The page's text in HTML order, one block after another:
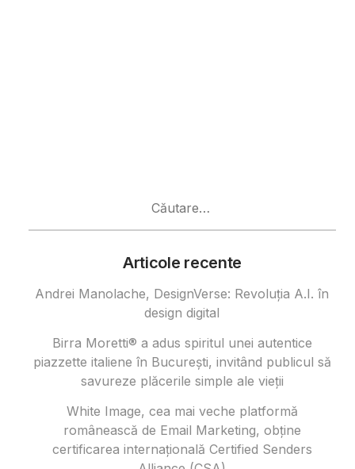
Articole recente
Andrei Manolache, DesignVerse: Revoluția A.I. în
design digital
Birra Moretti® a adus spiritul unei autentice
piazzette italiene în București, invitând publicul să
savureze plăcerile simple ale vieții
White Image, cea mai veche platformă
românească de Email Marketing, obține
certificarea internațională Certified Senders